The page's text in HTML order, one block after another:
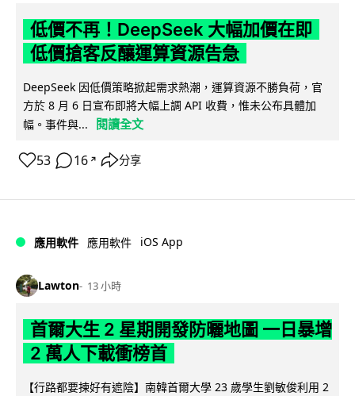
低價不再！DeepSeek 大幅加價在即
低價搶客反釀運算資源告急
DeepSeek 因低價策略掀起需求熱潮，運算資源不勝負荷，官
方於 8 月 6 日宣布即將大幅上調 API 收費，惟未公布具體加
幅。事件與...
閱讀全文
53 16 ↗ 分享
應用軟件 應用軟件 iOS App
Lawton 13 小時
首爾大生 2 星期開發防曬地圖 一日暴增
2 萬人下載衝榜首
【行路都要揀好有遮陰】南韓首爾大學 23 歲學生劉敏俊利用 2